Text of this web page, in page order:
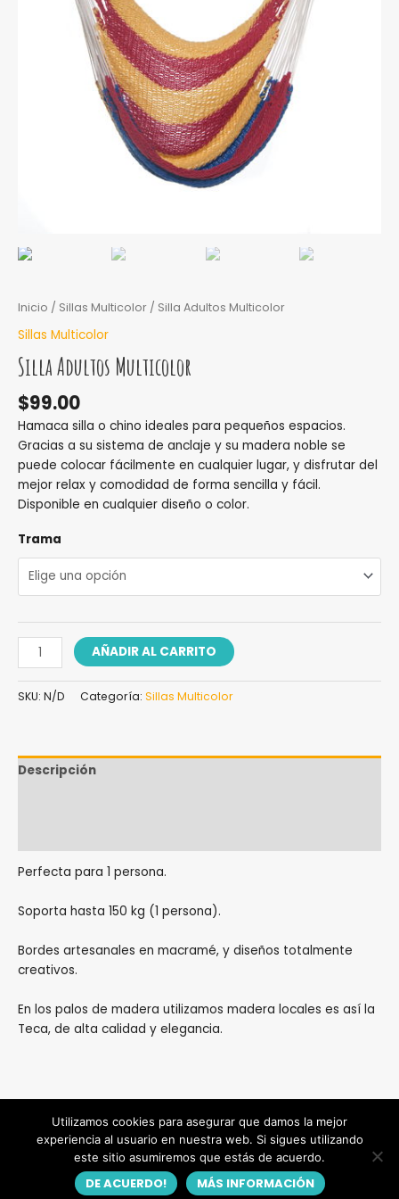
Inicio / Sillas Multicolor / Silla Adultos Multicolor
Sillas Multicolor
Silla Adultos Multicolor
$99.00
Hamaca silla o chino ideales para pequeños espacios.
Gracias a su sistema de anclaje y su madera noble se
puede colocar fácilmente en cualquier lugar, y disfrutar del
mejor relax y comodidad de forma sencilla y fácil.
Disponible en cualquier diseño o color.
Trama
AÑADIR AL CARRITO
SKU: N/D Categoría: Sillas Multicolor
Descripción
Perfecta para 1 persona.
Soporta hasta 150 kg (1 persona).
Bordes artesanales en macramé, y diseños totalmente
creativos.
En los palos de madera utilizamos madera locales es así la
Teca, de alta calidad y elegancia.
Copyright © 2026Tio Antonio| Powered byFM
Política de privacidad|Términos de uso
Utilizamos cookies para asegurar que damos la mejor
experiencia al usuario en nuestra web. Si sigues utilizando
este sitio asumiremos que estás de acuerdo.
DE ACUERDO! MÁS INFORMACIÓN